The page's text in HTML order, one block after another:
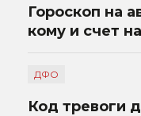
Гороскоп на
кому и счет
ДФО
Код тревоги